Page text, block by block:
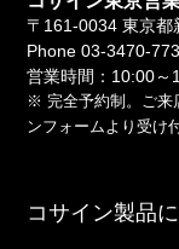
〒161-0034東京都
Phone 03-3470-
営業時間：10:00
※ 完全予約制。ご来
ンフォームより受け
コサイン製品